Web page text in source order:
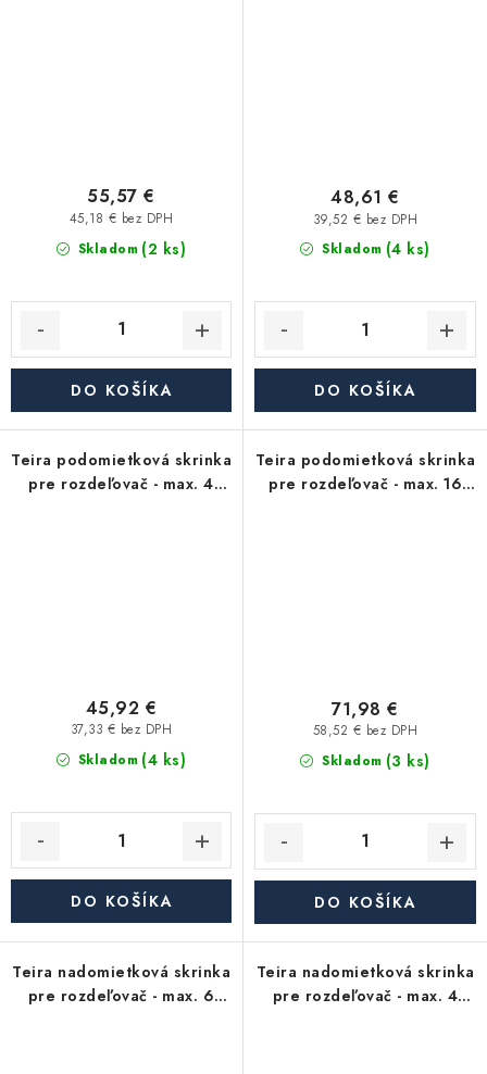
Skladom (2 ks)
45,18 € bez DPH
55,57 €
DO KOŠÍKA
Skladom (4 ks)
39,52 € bez DPH
48,61 €
DO KOŠÍKA
Teira podomietková skrinka
pre rozdeľovač - max. 4
Skladom (4 ks)
37,33 € bez DPH
45,92 €
DO KOŠÍKA
Teira podomietková skrinka
pre rozdeľovač - max. 16
Skladom (3 ks)
58,52 € bez DPH
71,98 €
DO KOŠÍKA
Teira nadomietková skrinka
pre rozdeľovač - max. 6
Teira nadomietková skrinka
pre rozdeľovač - max. 4